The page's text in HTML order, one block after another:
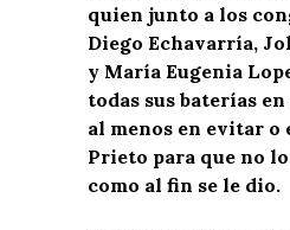
quien junto a los
Diego Echavarría,
y María Eugenia
todas sus baterías
al menos en evitar o
Prieto para que no
como al fin se le dio.